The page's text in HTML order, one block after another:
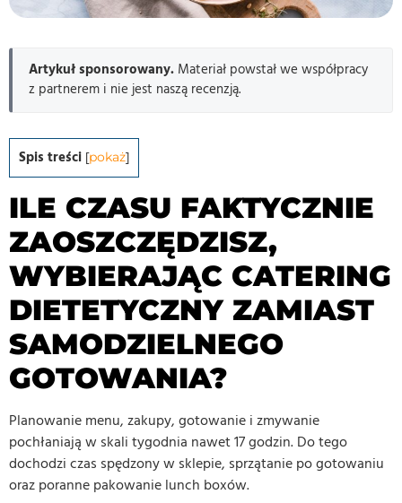
Artykuł sponsorowany.Materiał powstał we współpracy
z partnerem i nie jest naszą recenzją.
Spis treści [pokaż]
ILE CZASU FAKTYCZNIE
ZAOSZCZĘDZISZ,
WYBIERAJĄC CATERING
DIETETYCZNY ZAMIAST
SAMODZIELNEGO
GOTOWANIA?
Planowanie menu, zakupy, gotowanie i zmywanie
pochłaniają w skali tygodnia nawet 17 godzin. Do tego
dochodzi czas spędzony w sklepie, sprzątanie po gotowaniu
oraz poranne pakowanie lunch boxów.